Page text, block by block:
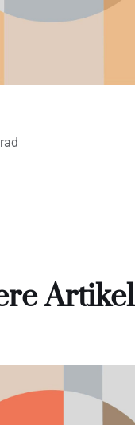
Artikel